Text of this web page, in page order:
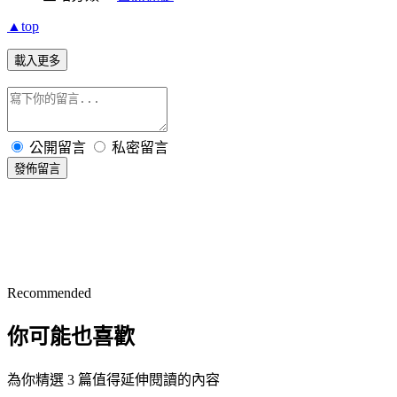
▲top
載入更多
公開留言 私密留言
發佈留言
Recommended
你可能也喜歡
為你精選 3 篇值得延伸閱讀的內容